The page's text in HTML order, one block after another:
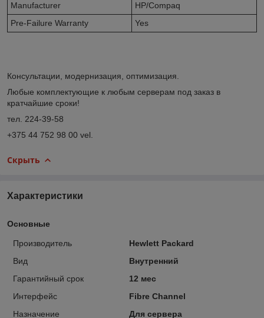
Manufacturer
HP/Compaq
Pre-Failure Warranty
Yes
Консультации, модернизация, оптимизация.
Любые комплектующие к любым серверам под заказ в
кратчайшие сроки!
тел. 224-39-58
+375 44 752 98 00 vel.
Скрыть
Характеристики
Основные
Производитель
Hewlett Packard
Вид
Внутренний
Гарантийный срок
12 мес
Интерфейс
Fibre Channel
Назначение
Для сервера